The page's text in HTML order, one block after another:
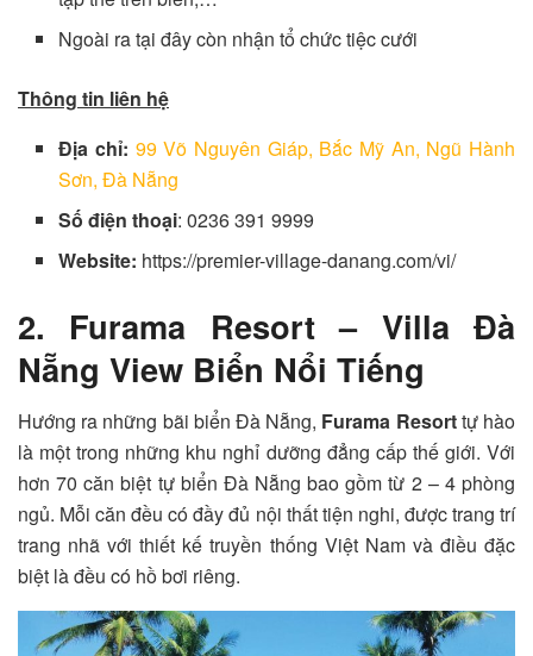
Ngoài ra tại đây còn nhận tổ chức tiệc cưới
Thông tin liên hệ
Địa chỉ: 99 Võ Nguyên Giáp, Bắc Mỹ An, Ngũ Hành
Sơn, Đà Nẵng
Số điện thoại: 0236 391 9999
Website: https://premier-village-danang.com/vi/
2. Furama Resort – Villa Đà
Nẵng View Biển Nổi Tiếng
Hướng ra những bãi biển Đà Nẵng, Furama Resorttự hào
là một trong những khu nghỉ dưỡng đẳng cấp thế giới. Với
hơn 70 căn biệt tự biển Đà Nẵng bao gồm từ 2 – 4 phòng
ngủ. Mỗi căn đều có đầy đủ nội thất tiện nghi, được trang trí
trang nhã với thiết kế truyền thống Việt Nam và điều đặc
biệt là đều có hồ bơi riêng.